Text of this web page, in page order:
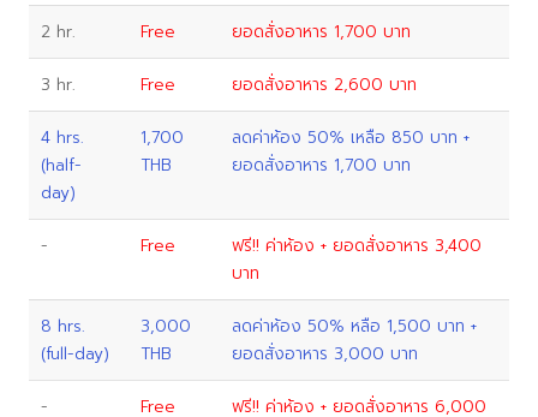
2 hr. Free ยอดสั่งอาหาร 1,700 บาท
3 hr. Free ยอดสั่งอาหาร 2,600 บาท
4 hrs.
(half-
day)
1,700
THB
ลดค่าห้อง 50% เหลือ 850 บาท +
ยอดสั่งอาหาร 1,700 บาท
- Free
ฟรี!! ค่าห้อง + ยอดสั่งอาหาร 3,400
บาท
8 hrs.
(full-day)
3,000
THB
ลดค่าห้อง 50% หลือ 1,500 บาท +
ยอดสั่งอาหาร 3,000 บาท
- Free
ฟรี!! ค่าห้อง + ยอดสั่งอาหาร 6,000